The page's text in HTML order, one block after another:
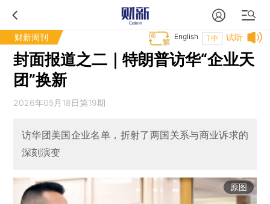
财新周刊 试听
T中
English
封面报道之二｜特朗普访华“企业天
团”换新
2026年05月18日第19期
访华团美国企业名单，折射了两国关系与商业诉求的
深刻演变
原图